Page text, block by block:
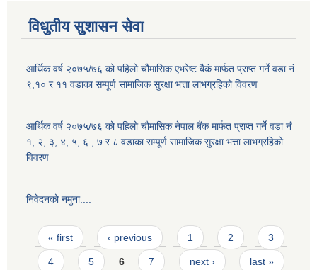
विधुतीय सुशासन सेवा
आर्थिक वर्ष २०७५/७६ को पहिलो चौमासिक एभरेष्ट बैकं मार्फत प्राप्त गर्ने वडा नं
९,१० र ११ वडाका सम्पूर्ण सामाजिक सुरक्षा भत्ता लाभग्रहिको विवरण
आर्थिक वर्ष २०७५/७६ को पहिलो चौमासिक नेपाल बैंक मार्फत प्राप्त गर्ने वडा नं
१, २, ३, ४, ५, ६ , ७ र ८ वडाका सम्पूर्ण सामाजिक सुरक्षा भत्ता लाभग्रहिको
विवरण
निवेदनको नमुना....
Pages
« first ‹ previous 1 2 3
4 5 6 7 next › last »